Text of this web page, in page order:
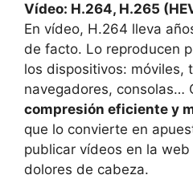
Vídeo: H.264, H.265
En vídeo, H.264 lleva
de facto. Lo reproducen
los dispositivos: móviles,
navegadores, consolas…
compresión eficiente y
que lo convierte en
publicar vídeos en la
dolores de cabeza.